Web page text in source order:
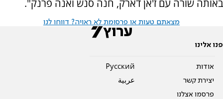
באותה שורה עם ז'אן דארק, חנה סנש ואנה פרנק".
מצאתם טעות או פרסומת לא ראויה? דווחו לנו
פנו אלינו
אודות
יצירת קשר
פרסמו אצלנו
Pусский
عربية